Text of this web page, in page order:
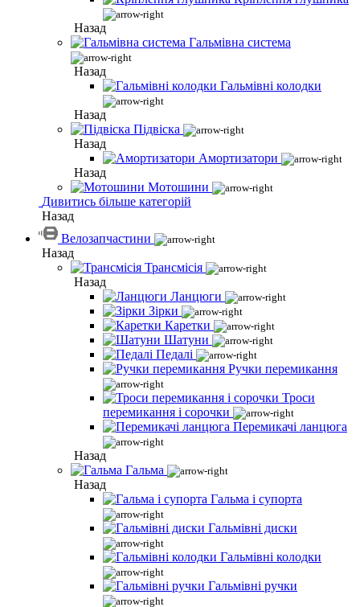
Назад
Гальмівна система
Назад
Гальмівні колодки
Назад
Підвіска
Назад
Амортизатори
Назад
Мотошини
Дивитись більше категорій
Назад
Велозапчастини
Назад
Трансмісія
Назад
Ланцюги
Зірки
Каретки
Шатуни
Педалі
Ручки перемикання
Троси
перемикання і сорочки
Перемикачі ланцюга
Назад
Гальма
Назад
Гальма і супорта
Гальмівні диски
Гальмівні колодки
Гальмівні ручки